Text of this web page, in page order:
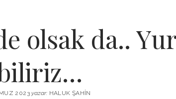
olsak da..
2023yazar: HALUK ŞAHIN